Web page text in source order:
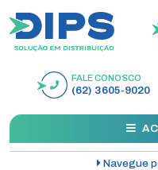
FALE CONOSCO
(62) 3605-9020
Navegue